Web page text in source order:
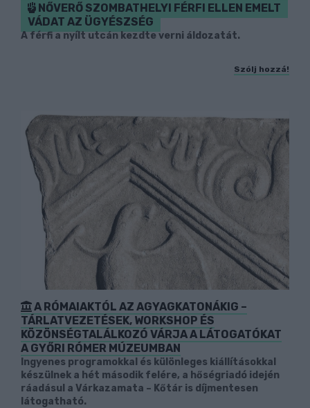
NŐVERŐ SZOMBATHELYI FÉRFI ELLEN EMELT
VÁDAT AZ ÜGYÉSZSÉG
A férfi a nyílt utcán kezdte verni áldozatát.
Szólj hozzá!
A RÓMAIAKTÓL AZ AGYAGKATONÁKIG –
TÁRLATVEZETÉSEK, WORKSHOP ÉS
KÖZÖNSÉGTALÁLKOZÓ VÁRJA A LÁTOGATÓKAT
A GYŐRI RÓMER MÚZEUMBAN
Ingyenes programokkal és különleges kiállításokkal
készülnek a hét második felére, a hőségriadó idején
ráadásul a Várkazamata – Kőtár is díjmentesen
látogatható.